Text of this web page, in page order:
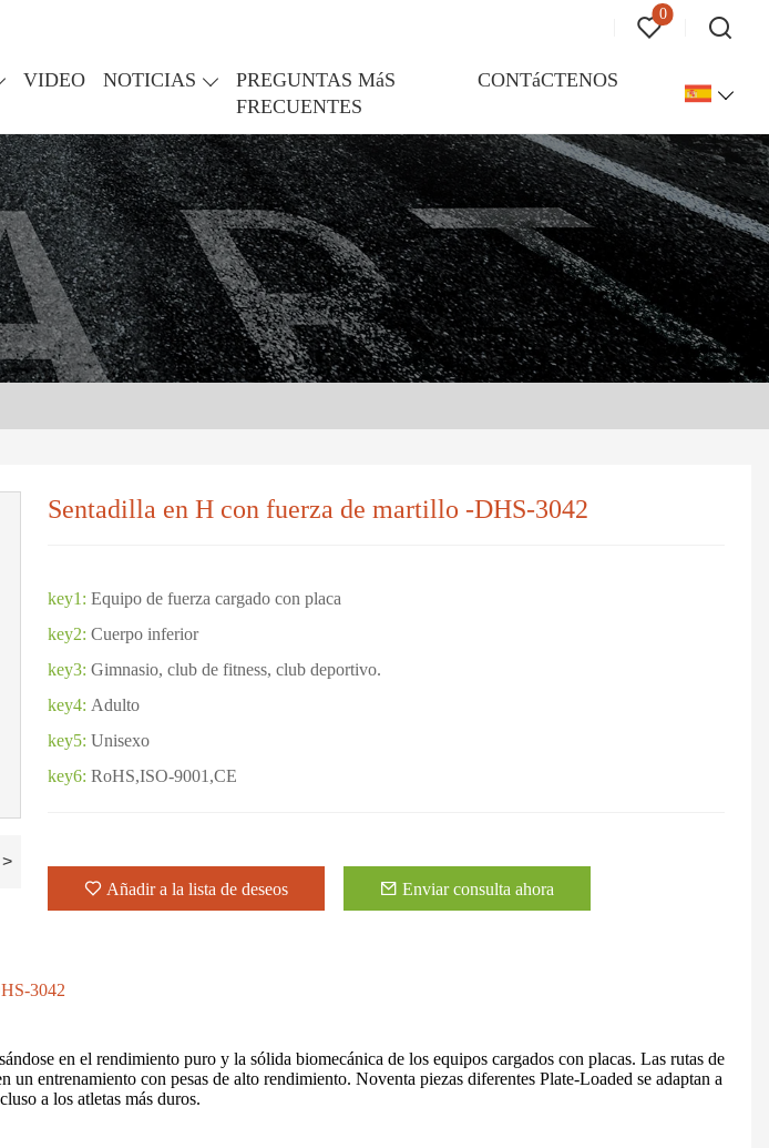
0
VIDEO NOTICIAS
PREGUNTAS MáS
FRECUENTES
CONTáCTENOS
CINTA DE CORRER ELÉCTRICA COMERCIAL LIGERA HD-800
>
Sentadilla en H con fuerza de martillo -DHS-3042
key1: Equipo de fuerza cargado con placa
key2: Cuerpo inferior
key3: Gimnasio, club de fitness, club deportivo.
key4: Adulto
key5: Unisexo
key6: RoHS,ISO-9001,CE
Añadir a la lista de deseos Enviar consulta ahora
3042
en el rendimiento puro y la sólida biomecánica de los equipos cargados con placas. Las rutas de
un entrenamiento con pesas de alto rendimiento. Noventa piezas diferentes Plate-Loaded se adaptan a
a los atletas más duros.